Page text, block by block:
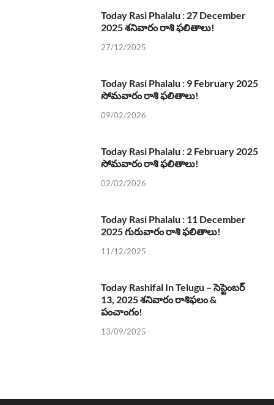
Today Rasi Phalalu : 27 December
2025 శనివారం రాశి ఫలితాలు!
27/12/2025
Today Rasi Phalalu : 9 February 2025
సోమవారం రాశి ఫలితాలు!
09/02/2026
Today Rasi Phalalu : 2 February 2025
సోమవారం రాశి ఫలితాలు!
02/02/2026
Today Rasi Phalalu : 11 December
2025 గురువారం రాశి ఫలితాలు!
11/12/2025
Today Rashifal In Telugu – సెప్టెంబర్
13, 2025 శనివారం రాశిఫలం &
పంచాంగం!
13/09/2025